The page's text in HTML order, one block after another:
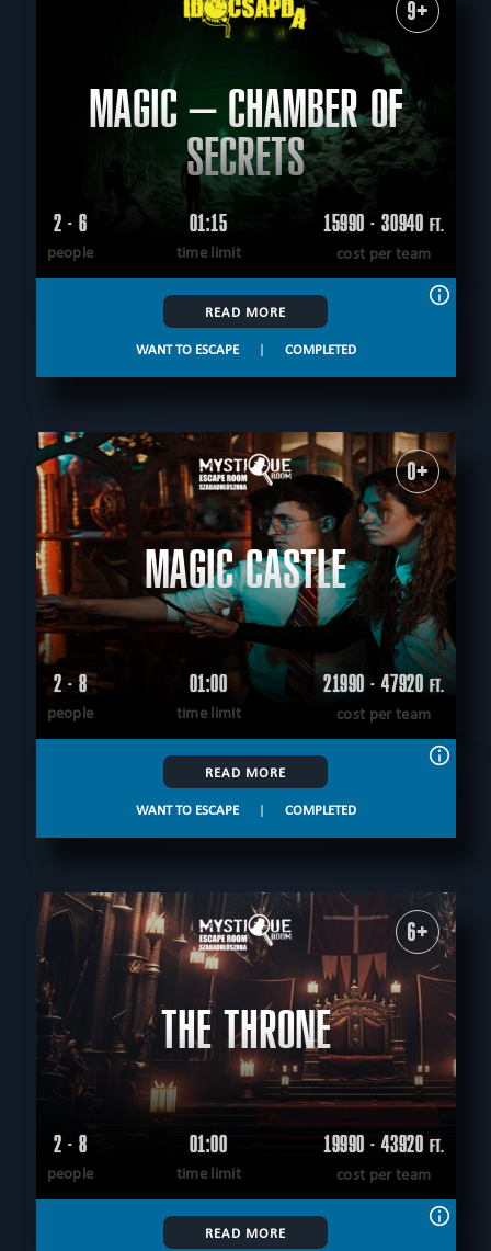
9+
MAGIC – CHAMBER OF
SECRETS
2 - 6
people
01:15
time limit
15990 - 30940 FT.
cost per team
READ MORE
WANT TO ESCAPE | COMPLETED
0+
MAGIC CASTLE
2 - 8
people
01:00
time limit
21990 - 47920 FT.
cost per team
READ MORE
WANT TO ESCAPE | COMPLETED
6+
THE THRONE
2 - 8
people
01:00
time limit
19990 - 43920 FT.
cost per team
READ MORE